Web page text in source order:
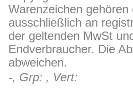
Warenzeichen
ausschließlich an
der geltenden MwSt
Endverbraucher. Die
abweichen.
-, Grp: , Vert: